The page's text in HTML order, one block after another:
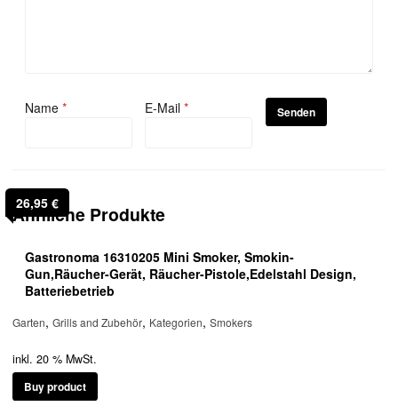
Name * E-Mail*
Ähnliche Produkte
26,95 €
Gastronoma 16310205 Mini Smoker, Smokin-
Gun,Räucher-Gerät, Räucher-Pistole,Edelstahl Design,
Batteriebetrieb
Garten, Grills and Zubehör, Kategorien, Smokers
inkl. 20 % MwSt.
Buy product